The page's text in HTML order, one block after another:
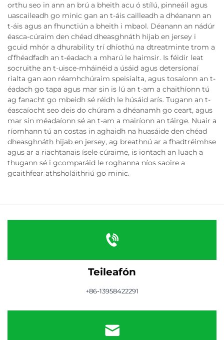
orthu seo in ann an brú a bheith acu ó stílú, pinneáil agus
uascaileadh go minic gan an t-áis cailleadh a dhéanann an
t-áis agus an fhunctiún a bheith i mbaol. Déanann an nádúr
éasca-cúraim den chéad dheasghnáth hijab en jersey i
gcuid mhór a dhurability trí dhíothú na dtreatminte trom a
d’fhéadfadh an t-éadach a mharú le haimsir. Is féidir leat
socruithe an t-uisce-mháinéid a úsáid agus detersíonaí
rialta gan aon réamhchúraim speisialta, agus tosaíonn an t-
éadach go tapa agus mar sin is lú an t-am a chaithíonn tú
ag fanacht go mbeidh sé réidh le húsáid arís. Tugann an t-
éascaíocht seo deis do chúram a dhéanamh go ceart, agus
mar sin méadaíonn sé an t-am a mairíonn an táirge. Nuair a
ríomhann tú an costas in aghaidh na huasáide den chéad
dheasghnáth hijab en jersey, ag breathnú ar a fhadtréimhse
agus ar a riachtanais ísele cúraime, is iontach an luach a
thugann sé i gcomparáid le roghanna níos saoire a
gcaithfear athsholáithriú go minic.
Teileafón
+86-13958422291